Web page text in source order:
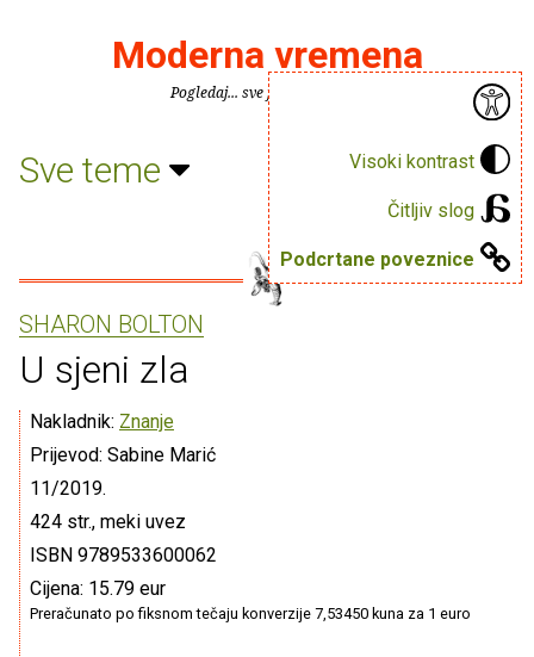
Visoki kontrast
Čitljiv slog
Podcrtane poveznice
Moderna vremena
Pogledaj... sve je puno knjiga.
Sve teme
SHARON BOLTON
U sjeni zla
Nakladnik: Znanje
Prijevod: Sabine Marić
11/2019.
424 str., meki uvez
ISBN 9789533600062
Cijena: 15.79 eur
Preračunato po fiksnom tečaju konverzije 7,53450 kuna za 1 euro